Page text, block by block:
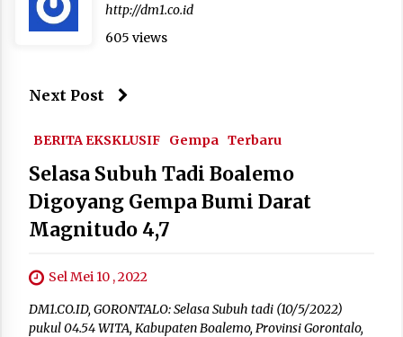
http://dm1.co.id
605 views
Next Post
BERITA EKSKLUSIF Gempa Terbaru
Selasa Subuh Tadi Boalemo
Digoyang Gempa Bumi Darat
Magnitudo 4,7
Sel Mei 10 , 2022
DM1.CO.ID, GORONTALO: Selasa Subuh tadi (10/5/2022)
pukul 04.54 WITA, Kabupaten Boalemo, Provinsi Gorontalo,